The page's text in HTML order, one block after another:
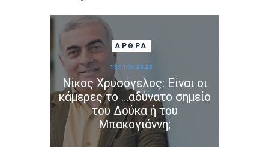
ΆΡΘΡΑ
13/10/2023
Νίκος Χρυσόγελος: Είναι οι
κάμερες το …αδύνατο σημείο
του Δούκα ή του
Μπακογιάννη;